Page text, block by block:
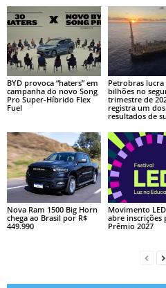
BYD provoca “haters” em
campanha do novo Song
Pro Super-Híbrido Flex
Fuel
Petrobras lucra
bilhões no
trimestre de
registra um
resultados de
Nova Ram 1500 Big Horn
chega ao Brasil por R$
449.990
Movimento
abre inscrições
Prêmio 2027